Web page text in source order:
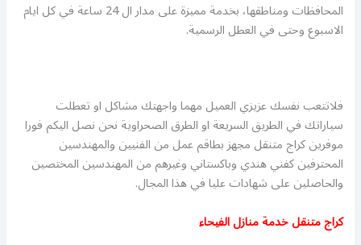
المحافظات ومناطقها، بخدمة مميزة على مدار ال 24 ساعة في كل ايام
الاسبوع وحتى في العطل الرسمية.
فلاتتعب نفسك عزيزي العميل مهما واجهتك مشاكل او تعطلت
سياراتك في الطريق السريعة او الطرق الصحراوية نحن نصل اليكم فورا
موفرين كراج متنقل مجهز بطاقم عمل من الفنيين والمهندسين
المحترفين كفني هندي وباكستاني وغيرهم من المهندسين المختصين
والحاصلين على شهادات عليا في هذا المجال.
كراج متنقل خدمة منازل الفيحاء